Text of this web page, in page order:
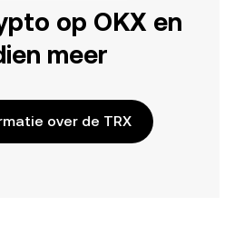
op OKX en
meer
over de TRX